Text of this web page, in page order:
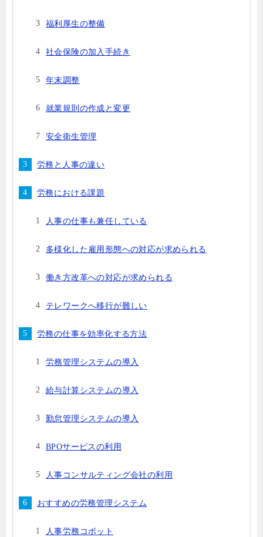
福利厚生の整備
社会保険の加入手続き
年末調整
就業規則の作成と変更
安全衛生管理
労務と人事の違い
労務における課題
人事の仕事も兼任している
多様化した雇用形態への対応が求められる
働き方改革への対応が求められる
テレワークへ移行が難しい
労務の仕事を効率化する方法
労務管理システムの導入
給与計算システムの導入
勤怠管理システムの導入
BPOサービスの利用
人事コンサルティング会社の利用
おすすめの労務管理システム
人事労務コボット